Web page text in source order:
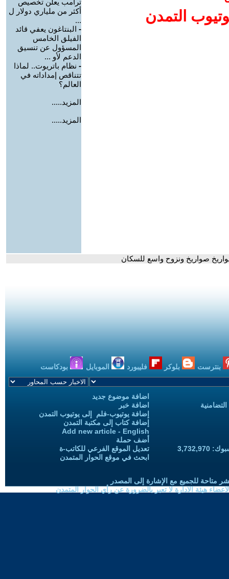
التمدن
ترامب يعلن تخصيص
أكثر من ملياري دولار ل
...
- البنتاغون يعفي قائد
الفيلق الخامس
المسؤول عن تنسيق
الدعم لأو ...
- نظام باتريوت.. لماذا
تتناقص إمداداته في
العالم؟
المزيد.....
المزيد.....
بنترست بلوكر فليبورد الموبايل بودكاست
اضافة موضوع جديد
اضافة خبر
إضافة يوتيوب-فلم إلى يوتيوب التمدن
إضافة كتاب إلى مكتبة التمدن
Add new article - English
أضف حملة
تعديل الموقع الفرعي للكاتب-ة
ابحث في موقع الحوار المتمدن
متاحة للجميع مع الإشارة إلى المصدر
هيئة الادارة لا تعبر بالضرورة عن رأي الحوار المتمدن